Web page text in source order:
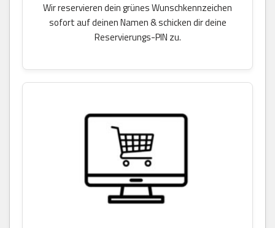
Wir reservieren dein grünes Wunschkennzeichen
sofort auf deinen Namen & schicken dir deine
Reservierungs-PIN zu.